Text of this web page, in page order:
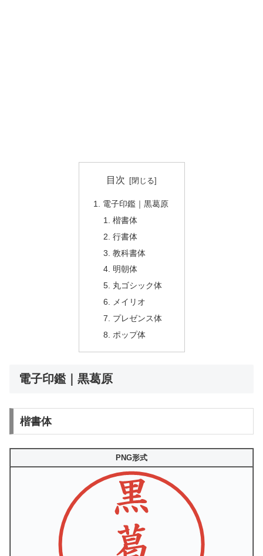
目次
電子印鑑｜黒葛原
楷書体
行書体
教科書体
明朝体
丸ゴシック体
メイリオ
プレゼンス体
ポップ体
電子印鑑｜黒葛原
楷書体
PNG形式